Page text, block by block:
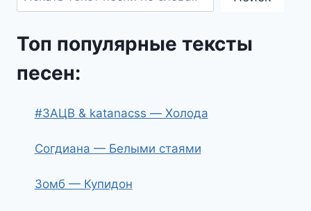
Топ популярные тексты
песен:
#ЗАЦВ & katanacss — Холода
Согдиана — Белыми стаями
Зомб — Купидон